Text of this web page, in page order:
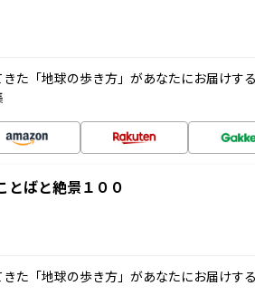
た「地球の歩き方」があなたにお届けす
とばと絶景１００
た「地球の歩き方」があなたにお届けす